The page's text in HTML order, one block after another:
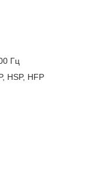
Гц
HSP, HFP